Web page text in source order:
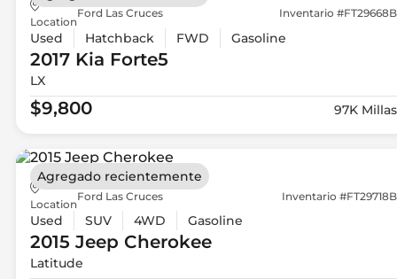
Location
Ford Las Cruces Inventario #FT29668B
Used Hatchback FWD Gasoline
2017 Kia Forte5
LX
$9,800 97K Millas
Location
Ford Las Cruces Inventario #FT29718B
Used SUV 4WD Gasoline
2015 Jeep Cherokee
Latitude
Agregado recientemente